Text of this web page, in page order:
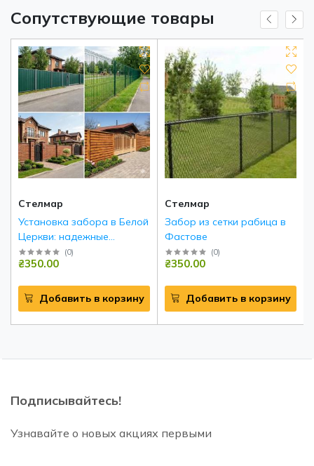
Сопутствующие товары
Стелмар
Установка забора в Белой
Церкви: надежные
инженерные решения под
ключ
(0)
₴350.00
Добавить в корзину
Стелмар
Забор из сетки рабица в
Фастове
(0)
₴350.00
Добавить в корзину
Подписывайтесь!
Узнавайте о новых акциях первыми